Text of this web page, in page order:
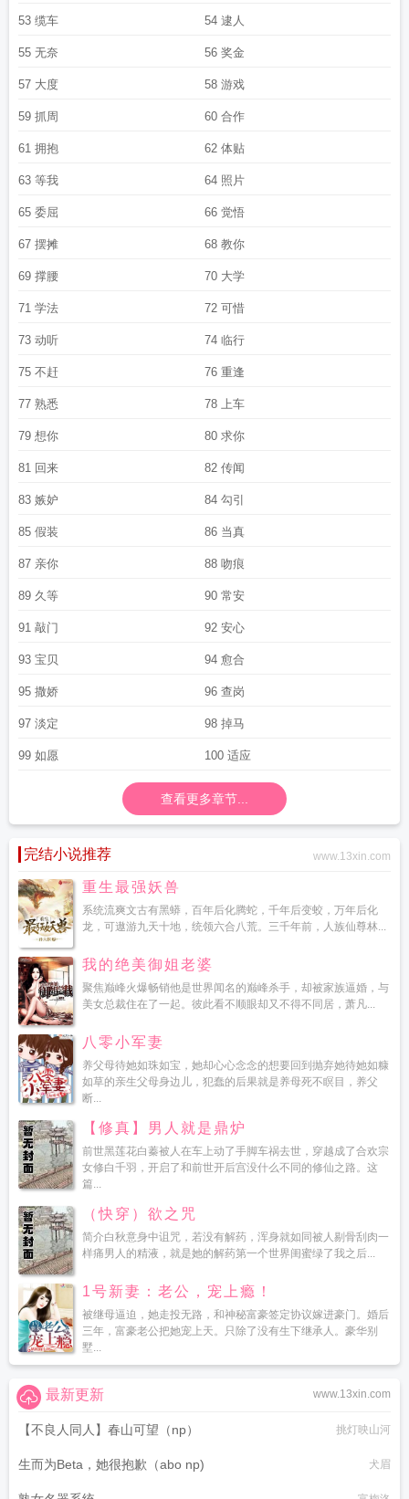
53 缆车 54 逮人
55 无奈 56 奖金
57 大度 58 游戏
59 抓周 60 合作
61 拥抱 62 体贴
63 等我 64 照片
65 委屈 66 觉悟
67 摆摊 68 教你
69 撑腰 70 大学
71 学法 72 可惜
73 动听 74 临行
75 不赶 76 重逢
77 熟悉 78 上车
79 想你 80 求你
81 回来 82 传闻
83 嫉妒 84 勾引
85 假装 86 当真
87 亲你 88 吻痕
89 久等 90 常安
91 敲门 92 安心
93 宝贝 94 愈合
95 撒娇 96 查岗
97 淡定 98 掉马
99 如愿 100 适应
查看更多章节...
完结小说推荐 www.13xin.com
重生最强妖兽
系统流爽文古有黑蟒，百年后化腾蛇，千年后变蛟，万年后化
龙，可遨游九天十地，统领六合八荒。三千年前，人族仙尊林...
我的绝美御姐老婆
聚焦巅峰火爆畅销他是世界闻名的巅峰杀手，却被家族逼婚，与
美女总裁住在了一起。彼此看不顺眼却又不得不同居，萧凡...
八零小军妻
养父母待她如珠如宝，她却心心念念的想要回到抛弃她待她如糠
如草的亲生父母身边儿，犯蠢的后果就是养母死不瞑目，养父
断...
【修真】男人就是鼎炉
前世黑莲花白蓁被人在车上动了手脚车祸去世，穿越成了合欢宗
女修白千羽，开启了和前世开后宫没什么不同的修仙之路。这
篇...
（快穿）欲之咒
简介白秋意身中诅咒，若没有解药，浑身就如同被人剔骨刮肉一
样痛男人的精液，就是她的解药第一个世界闺蜜绿了我之后...
1号新妻：老公，宠上瘾！
被继母逼迫，她走投无路，和神秘富豪签定协议嫁进豪门。婚后
三年，富豪老公把她宠上天。只除了没有生下继承人。豪华别
墅...
www.13xin.com
最新更新
【不良人同人】春山可望（np） 挑灯映山河
生而为Beta，她很抱歉（abo np) 犬眉